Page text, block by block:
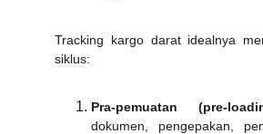
Tracking kargo darat idealnya
siklus:
Pra-pemuatan (pre-
dokumen, pengepakan,